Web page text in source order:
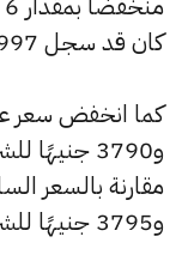
كان قد سجل 3997 جنيهًا للبيع و 3976 جنيهًا للشراء.
و3795 جنيهًا للشراء.